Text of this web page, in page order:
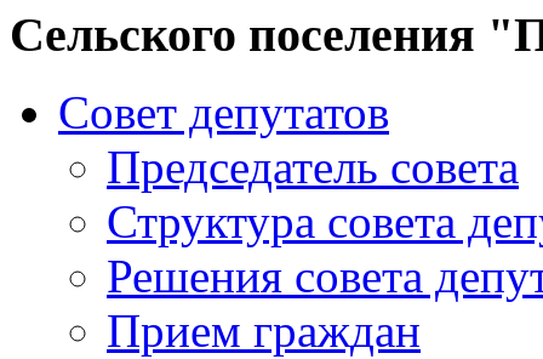
Сельского поселения
Совет депутатов
Председатель совета
Структура совета
Решения совета
Прием граждан